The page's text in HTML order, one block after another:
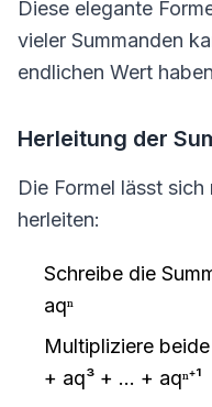
Diese elegante
vieler Summanden
endlichen Wert
Herleitung der
Die Formel lässt
herleiten:
Schreibe die
aqⁿ
Multipliziere
+ aq³ + ... + aqⁿ⁺¹